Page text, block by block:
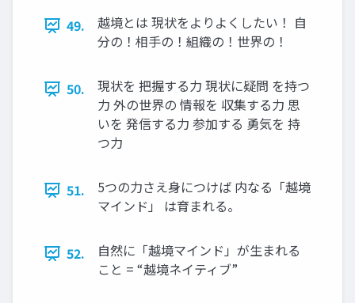
49.
越境とは 現状をよりよくしたい！ 自
分の！相手の！組織の！世界の！
50.
現状を 把握する力 現状に疑問 を持つ
力 外の世界の 情報を 収集する力 思
いを 発信する力 参加する 勇気を 持
つ力
51.
5つの力さえ身につけば 内なる「越境
マインド」 は育まれる。
52.
自然に「越境マインド」が生まれる
こと = “越境ネイティブ”